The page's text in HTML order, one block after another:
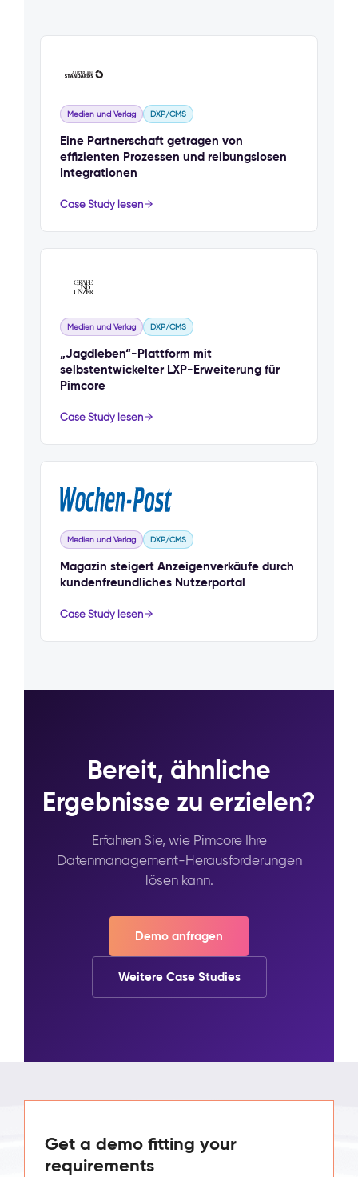
Medien und Verlag DXP/CMS
Eine Partnerschaft getragen von
effizienten Prozessen und reibungslosen
Integrationen
Case Study lesen
Medien und Verlag DXP/CMS
„Jagdleben“-Plattform mit
selbstentwickelter LXP-Erweiterung für
Pimcore
Case Study lesen
Medien und Verlag DXP/CMS
Magazin steigert Anzeigenverkäufe durch
kundenfreundliches Nutzerportal
Case Study lesen
Bereit, ähnliche
Ergebnisse zu erzielen?
Erfahren Sie, wie Pimcore Ihre
Datenmanagement-Herausforderungen
lösen kann.
Demo anfragen
Weitere Case Studies
Get a demo fitting your
requirements